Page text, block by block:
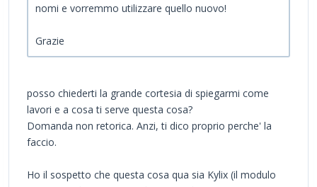
nomi e vorremmo utilizzare quello nuovo!
Grazie
posso chiederti la grande cortesia di spiegarmi come
lavori e a cosa ti serve questa cosa?
Domanda non retorica. Anzi, ti dico proprio perche' la
faccio.
Ho il sospetto che questa cosa qua sia Kylix (il modulo